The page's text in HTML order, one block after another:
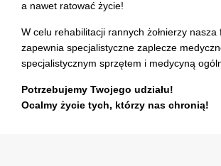
a nawet ratować życie!
W celu rehabilitacji rannych żołnierzy nasza
zapewnia specjalistyczne zaplecze
specjalistycznym sprzętem i medycyną
Potrzebujemy Twojego udziału!
Ocalmy życie tych, którzy nas chronią!